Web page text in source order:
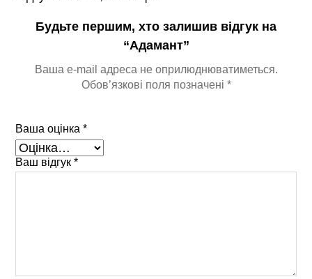
Будьте першим, хто залишив відгук на
“Адамант”
Ваша e-mail адреса не оприлюднюватиметься.
Обов’язкові поля позначені *
Ваша оцінка*
Ваш відгук*